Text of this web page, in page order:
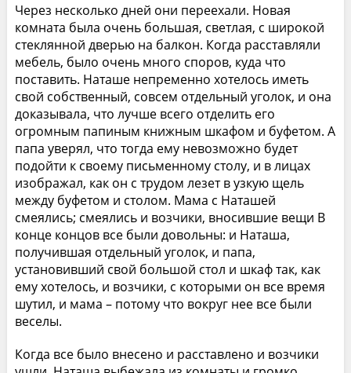
Через несколько дней они переехали. Новая
комната была очень большая, светлая, с широкой
стеклянной дверью на балкон. Когда расставляли
мебель, было очень много споров, куда что
поставить. Наташе непременно хотелось иметь
свой собственный, совсем отдельный уголок, и она
доказывала, что лучше всего отделить его
огромным папиным книжным шкафом и буфетом. А
папа уверял, что тогда ему невозможно будет
подойти к своему письменному столу, и в лицах
изображал, как он с трудом лезет в узкую щель
между буфетом и столом. Мама с Наташей
смеялись; смеялись и возчики, вносившие вещи В
конце концов все были довольны: и Наташа,
получившая отдельный уголок, и папа,
установивший свой большой стол и шкаф так, как
ему хотелось, и возчики, с которыми он все время
шутил, и мама – потому что вокруг нее все были
веселы.
Когда все было внесено и расставлено и возчики